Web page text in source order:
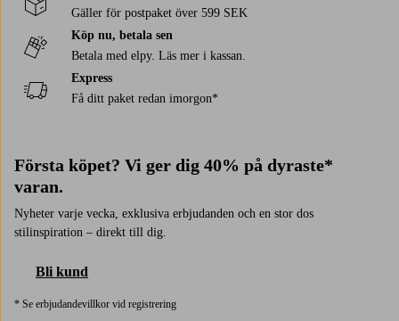
Gäller för postpaket över 599 SEK
Köp nu, betala sen
Betala med elpy. Läs mer i kassan.
Express
Få ditt paket redan imorgon*
Första köpet? Vi ger dig 40% på dyraste*
varan.
Nyheter varje vecka, exklusiva erbjudanden och en stor dos
stilinspiration – direkt till dig.
Bli kund
* Se erbjudandevillkor vid registrering